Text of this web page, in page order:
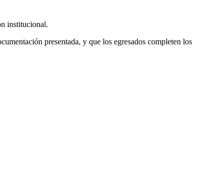
institucional.
presentada, y que los egresados completen los